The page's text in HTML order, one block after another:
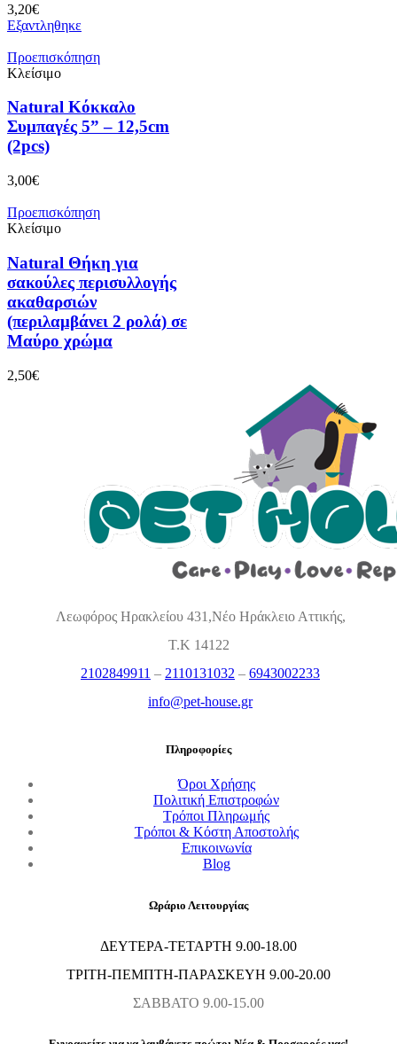
3,20€
Εξαντληθηκε
Προεπισκόπηση
Κλείσιμο
Natural Κόκκαλο
Συμπαγές 5” – 12,5cm
(2pcs)
3,00€
Προεπισκόπηση
Κλείσιμο
Natural Θήκη για
σακούλες περισυλλογής
ακαθαρσιών
(περιλαμβάνει 2 ρολά) σε
Μαύρο χρώμα
2,50€
Λεωφόρος Ηρακλείου 431,Νέο Ηράκλειο Αττικής,
Τ.Κ 14122
2102849911 – 2110131032 – 6943002233
info@pet-house.gr
Πληροφορίες
Όροι Χρήσης
Πολιτική Επιστροφών
Τρόποι Πληρωμής
Τρόποι & Κόστη Αποστολής
Επικοινωνία
Blog
Ωράριο Λειτουργίας
ΔΕΥΤΕΡΑ-ΤΕΤΑΡΤΗ 9.00-18.00
ΤΡΙΤΗ-ΠΕΜΠΤΗ-ΠΑΡΑΣΚΕΥΗ 9.00-20.00
ΣΑΒΒΑΤΟ 9.00-15.00